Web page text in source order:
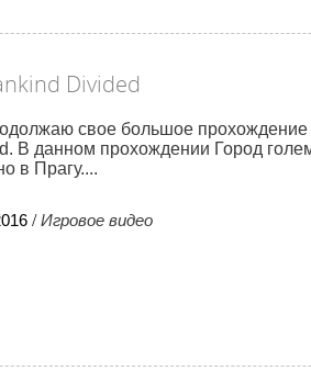
Divided
свое большое прохождение
В данном прохождении Город
в Прагу....
/ Игровое видео